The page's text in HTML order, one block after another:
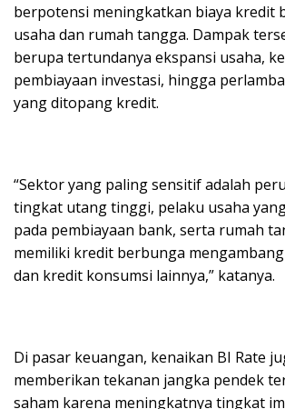
berpotensi meningkatkan biaya kredit
usaha dan rumah tangga. Dampak
berupa tertundanya ekspansi usaha,
pembiayaan investasi, hingga
yang ditopang kredit.
“Sektor yang paling sensitif adalah
tingkat utang tinggi, pelaku usaha
pada pembiayaan bank, serta rumah
memiliki kredit berbunga
dan kredit konsumsi lainnya,” katanya.
Di pasar keuangan, kenaikan BI Rate
memberikan tekanan jangka pendek
saham karena meningkatnya tingkat